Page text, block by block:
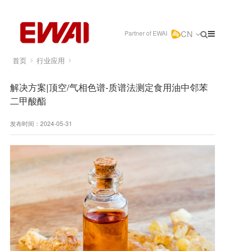
Partner of EWAI CN
首页 行业应用
解决方案|顶空/气相色谱-质谱法测定食用油中邻苯
二甲酸酯
发布时间：2024-05-31